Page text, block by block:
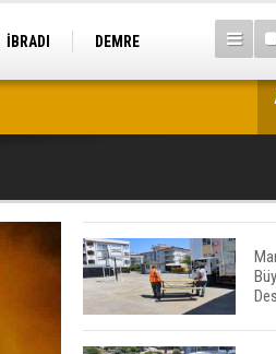
İBRADI DEMRE
Kestel'de İş Makinesine Bırakılan